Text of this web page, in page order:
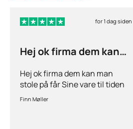
for 1 dag siden
Hej ok firma dem kan
Hej ok firma dem kan man
stole på får Sine vare til tiden
hurtig levering inden for 2
Finn Møller